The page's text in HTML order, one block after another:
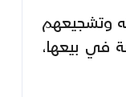
وتشجيعهم
في بيعها،